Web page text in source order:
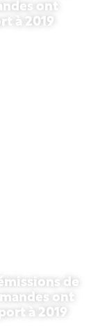
ont
à 2019
de
ont
à 2019